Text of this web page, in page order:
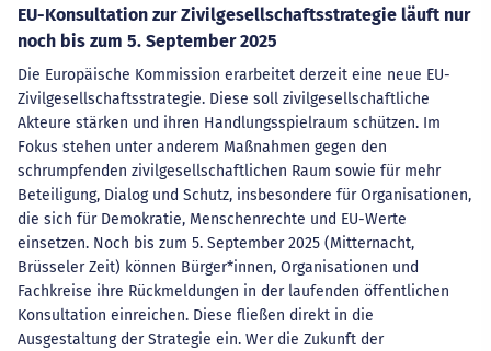
EU-Konsultation zur Zivilgesellschaftsstrategie läuft nur
noch bis zum 5. September 2025
Die Europäische Kommission erarbeitet derzeit eine neue EU-
Zivilgesellschaftsstrategie. Diese soll zivilgesellschaftliche
Akteure stärken und ihren Handlungsspielraum schützen. Im
Fokus stehen unter anderem Maßnahmen gegen den
schrumpfenden zivilgesellschaftlichen Raum sowie für mehr
Beteiligung, Dialog und Schutz, insbesondere für Organisationen,
die sich für Demokratie, Menschenrechte und EU-Werte
einsetzen. Noch bis zum 5. September 2025 (Mitternacht,
Brüsseler Zeit) können Bürger*innen, Organisationen und
Fachkreise ihre Rückmeldungen in der laufenden öffentlichen
Konsultation einreichen. Diese fließen direkt in die
Ausgestaltung der Strategie ein. Wer die Zukunft der